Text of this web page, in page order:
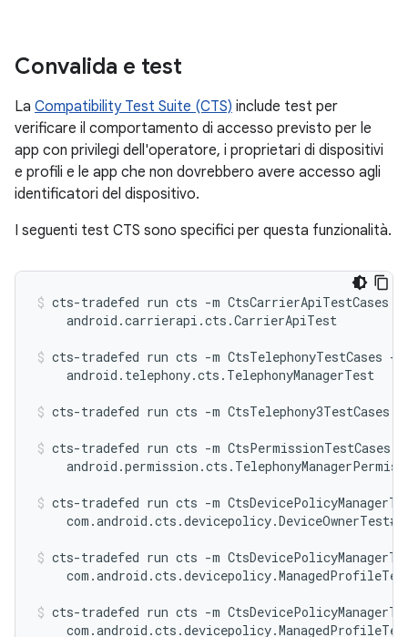
Convalida e test
La Compatibility Test Suite (CTS) include test per
verificare il comportamento di accesso previsto per le
app con privilegi dell'operatore, i proprietari di dispositivi
e profili e le app che non dovrebbero avere accesso agli
identificatori del dispositivo.
I seguenti test CTS sono specifici per questa funzionalità.
cts-tradefed run cts -m CtsCarrierApiTestCases
    android.carrierapi.cts.CarrierApiTest
cts-tradefed run cts -m CtsTelephonyTestCases -t
    android.telephony.cts.TelephonyManagerTest
cts-tradefed run cts -m CtsTelephony3TestCases
cts-tradefed run cts -m CtsPermissionTestCases
cts-tradefed run cts -m
cts-tradefed run cts -m
cts-tradefed run cts -m